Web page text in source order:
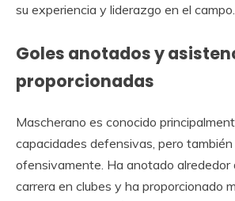
su experiencia y liderazgo en el campo.
Goles anotados y
proporcionadas
Mascherano es conocido
capacidades defensivas, pero
ofensivamente. Ha anotado alrededor
carrera en clubes y ha proporcionado